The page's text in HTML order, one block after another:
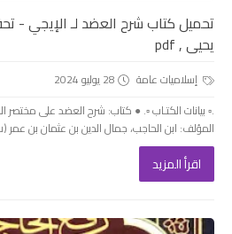
تحميل كتاب شرح العضد لـ الإيجي
يحيى , pdf
إسلاميات عامة
28 يوليو 2024
.▫️ بيانات الكتـاب ▫️. ● كتاب: شرح العضد على مختصر
المؤلف: ابن الحاجب، جمال الدين بن عثمان بن عمر (ت 646هـ)
اقرأ المزيد